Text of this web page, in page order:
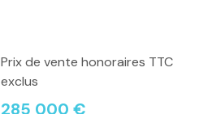
Prix de vente honoraires TTC
exclus
285 000 €